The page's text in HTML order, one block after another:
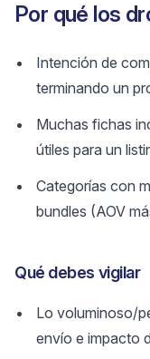
Por qué los
Intención de
terminando un
Muchas fichas
útiles para un
Categorías con
bundles (AOV
Qué debes vigilar
Lo voluminoso/
envío e impacto